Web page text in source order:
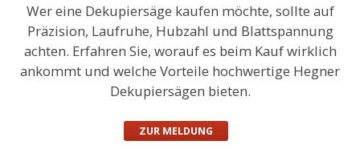
Wer eine Dekupiersäge kaufen möchte, sollte auf
Präzision, Laufruhe, Hubzahl und Blattspannung
achten. Erfahren Sie, worauf es beim Kauf wirklich
ankommt und welche Vorteile hochwertige Hegner
Dekupiersägen bieten.
ZUR MELDUNG